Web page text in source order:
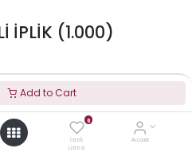
Add to Cart
0
İstek
Listesi
Account
İPLİK (1.000)